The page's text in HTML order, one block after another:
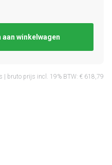
aan winkelwagen
| bruto prijs incl. 19% BTW: € 618,79